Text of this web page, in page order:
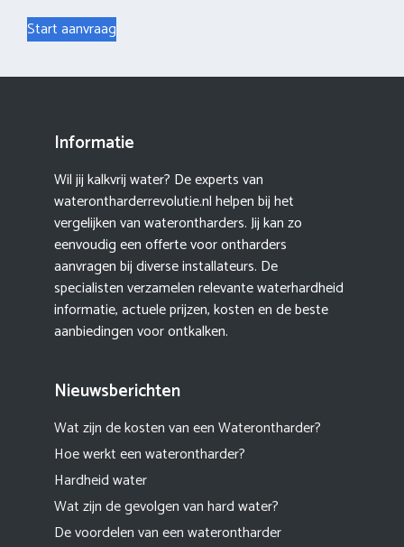
Start aanvraag
Informatie
Wil jij kalkvrij water? De experts van
waterontharderrevolutie.nl helpen bij het
vergelijken van waterontharders. Jij kan zo
eenvoudig een offerte voor ontharders
aanvragen bij diverse installateurs. De
specialisten verzamelen relevante waterhardheid
informatie, actuele prijzen, kosten en de beste
aanbiedingen voor ontkalken.
Nieuwsberichten
Wat zijn de kosten van een Waterontharder?
Hoe werkt een waterontharder?
Hardheid water
Wat zijn de gevolgen van hard water?
De voordelen van een waterontharder